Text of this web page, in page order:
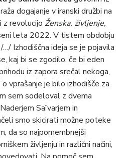
dogajanje v iranski družbi na
revolucijo Ženska, življenje,
leta 2022. V tistem obdobju
Izhodiščna ideja se je pojavila
kaj bi se zgodilo, če bi eden
iz zapora srečal nekoga,
vprašanje je bilo izhodišče za
sem sodeloval z dvema
Saïvarjem in
smo skicirati možne poteke
da so najpomembnejši
življenju in različni načini,